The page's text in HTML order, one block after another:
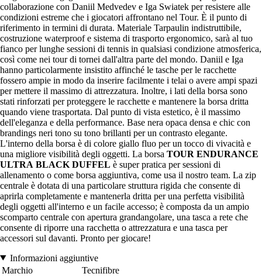
collaborazione con Daniil Medvedev e Iga Swiatek per resistere alle
condizioni estreme che i giocatori affrontano nel Tour. È il punto di
riferimento in termini di durata. Materiale Tarpaulin indistruttibile,
costruzione waterproof e sistema di trasporto ergonomico, sarà al tuo
fianco per lunghe sessioni di tennis in qualsiasi condizione atmosferica,
così come nei tour di tornei dall'altra parte del mondo. Daniil e Iga
hanno particolarmente insistito affinché le tasche per le racchette
fossero ampie in modo da inserire facilmente i telai o avere ampi spazi
per mettere il massimo di attrezzatura. Inoltre, i lati della borsa sono
stati rinforzati per proteggere le racchette e mantenere la borsa dritta
quando viene trasportata. Dal punto di vista estetico, è il massimo
dell'eleganza e della performance. Base nera opaca densa e chic con
brandings neri tono su tono brillanti per un contrasto elegante.
L'interno della borsa è di colore giallo fluo per un tocco di vivacità e
una migliore visibilità degli oggetti. La borsa TOUR ENDURANCE
ULTRA BLACK DUFFEL è super pratica per sessioni di
allenamento o come borsa aggiuntiva, come usa il nostro team. La zip
centrale è dotata di una particolare struttura rigida che consente di
aprirla completamente e mantenerla dritta per una perfetta visibilità
degli oggetti all'interno e un facile accesso; è composta da un ampio
scomparto centrale con apertura grandangolare, una tasca a rete che
consente di riporre una racchetta o attrezzatura e una tasca per
accessori sul davanti. Pronto per giocare!
Informazioni aggiuntive
Marchio
Tecnifibre